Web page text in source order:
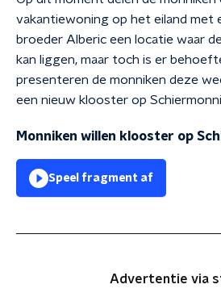
vakantiewoning op het eiland met
broeder Alberic een locatie waar
kan liggen, maar toch is er
presenteren de monniken deze
een nieuw klooster op
Monniken willen klooster op
Speel fragment af
Advertentie via